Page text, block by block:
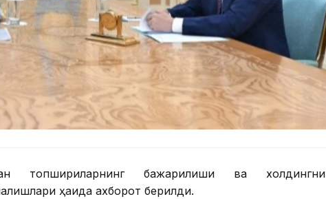
топшириқларнинг бажарилиши ва холдингни
ҳақида ахборот берилди.